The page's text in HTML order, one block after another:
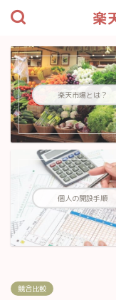
楽
楽天市場とは？
個人の開設手順
競合比較